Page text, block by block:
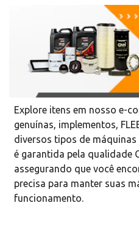
Explore itens em nosso e-
genuínas, implementos,
diversos tipos de
é garantida pela qualidade
assegurando que você
precisa para manter suas
funcionamento.